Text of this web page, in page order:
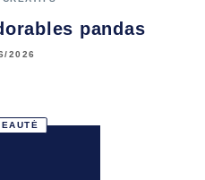
pandas
2026